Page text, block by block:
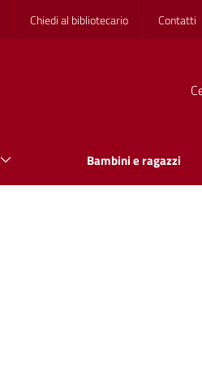
Chiedi al bibliotecario Contatti
Bambini e ragazzi